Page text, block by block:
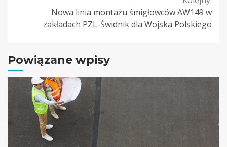
Nowa linia montażu śmigłowców AW149 w
zakładach PZL-Świdnik dla Wojska Polskiego
Powiązane wpisy